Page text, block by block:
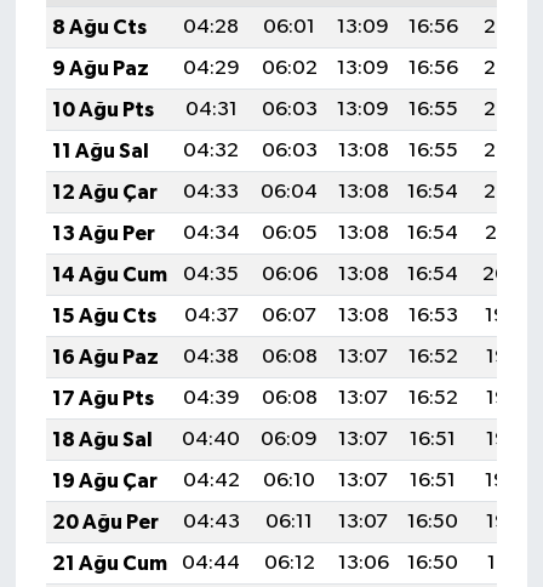
8 Ağu Cts
04:28 06:01 13:09 16:56
20:07
9 Ağu Paz
04:29 06:02 13:09 16:56
20:06
10 Ağu Pts
04:31 06:03 13:09 16:55
20:05
11 Ağu Sal
04:32 06:03 13:08 16:55
20:03
12 Ağu Çar
04:33 06:04 13:08 16:54
20:02
13 Ağu Per
04:34 06:05 13:08 16:54
20:01
14 Ağu Cum
04:35 06:06 13:08 16:54
20:00
15 Ağu Cts
04:37 06:07 13:08 16:53
19:59
16 Ağu Paz
04:38 06:08 13:07 16:52
19:57
17 Ağu Pts
04:39 06:08 13:07 16:52
19:56
18 Ağu Sal
04:40 06:09 13:07 16:51
19:55
19 Ağu Çar
04:42 06:10 13:07 16:51
19:54
20 Ağu Per
04:43 06:11 13:07 16:50
19:52
21 Ağu Cum
04:44 06:12 13:06 16:50
19:51